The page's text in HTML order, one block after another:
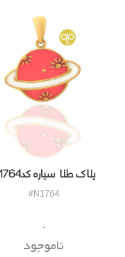
پلاک طلا سیاره کدN1764
#N1764
ناموجود